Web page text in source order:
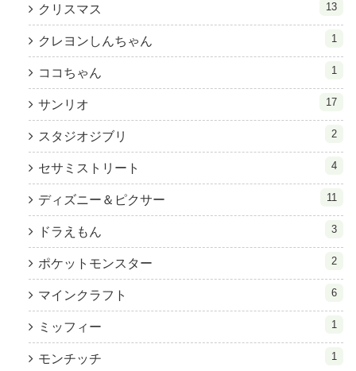
クリスマス 13
クレヨンしんちゃん 1
ココちゃん 1
サンリオ 17
スタジオジブリ 2
セサミストリート 4
ディズニー＆ピクサー 11
ドラえもん 3
ポケットモンスター 2
マインクラフト 6
ミッフィー 1
モンチッチ 1